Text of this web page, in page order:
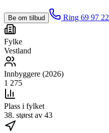
Be om tilbud Ring 69 97
Fylke
Vestland
Innbyggere (2026)
1 275
Plass i fylket
38. størst av 43